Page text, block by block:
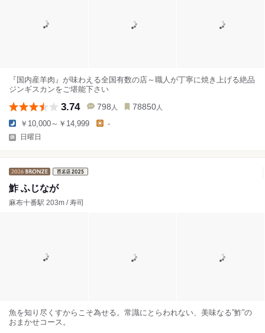
『国内産羊肉』が味わえる全国有数の店～職人が丁寧に焼き上げる絶品
ジンギスカンをご堪能下さい
3.74 798 人 78850 人
￥10,000～￥14,999 -
日曜日
鮓 ふじなが
麻布十番駅 203m / 寿司
魚を知り尽くすからこそ為せる。常識にとらわれない、美味なる”鮓”の
おまかせコース。